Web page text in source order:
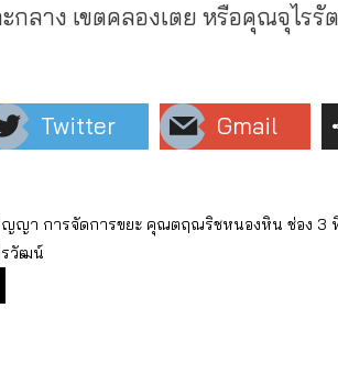
กลาง เขตคลองเตย หรือคุณจุไรรั
Twitter Gmail
ญญา การจัดการขยะ คุณตฤณริชหนองหิน ช่อง 3
รวัฒน์